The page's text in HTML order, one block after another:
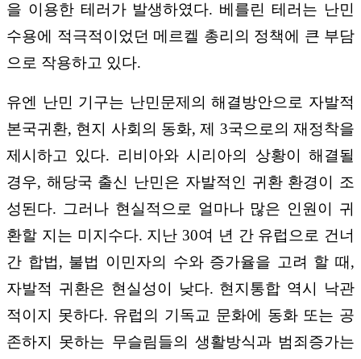
을 이용한 테러가 발생하였다. 베를린 테러는 난민
수용에 적극적이었던 메르켈 총리의 정책에 큰 부담
으로 작용하고 있다.
유엔 난민 기구는 난민문제의 해결방안으로 자발적
본국귀환, 현지 사회의 동화, 제 3국으로의 재정착을
제시하고 있다. 리비아와 시리아의 상황이 해결될
경우, 해당국 출신 난민은 자발적인 귀환 환경이 조
성된다. 그러나 현실적으로 얼마나 많은 인원이 귀
환할 지는 미지수다. 지난 30여 년 간 유럽으로 건너
간 합법, 불법 이민자의 수와 증가율을 고려 할 때,
자발적 귀환은 현실성이 낮다. 현지통합 역시 낙관
적이지 못하다. 유럽의 기독교 문화에 동화 또는 공
존하지 못하는 무슬림들의 생활방식과 범죄증가는